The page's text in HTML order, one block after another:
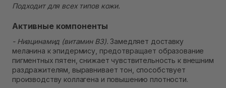
Подходит для всех типов кожи.
Активные компоненты
- Ниацинамид (витамин B3). Замедляет доставку
меланина к эпидермису, предотвращает образование
пигментных пятен, снижает чувствительность к внешним
раздражителям, выравнивает тон, способствует
производству коллагена и повышению плотности.